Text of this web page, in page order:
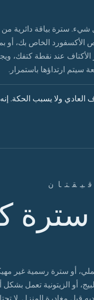
شيء. سترة بياقة دائرية
الأكسفورد الخاص بك، أو
عند نقطة كتفك،
ارتداؤها باستمرار.
ولا يسبب الحكة. إنه
أو سترة رسمية غير
أو الزيتونية تعمل